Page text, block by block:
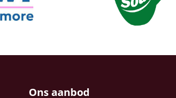
Ons aanbod